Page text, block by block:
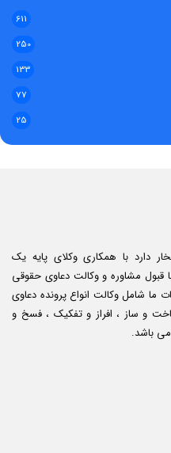
611
250
133
77
25
دارد با همکاری وکلای پایه یک
قبول مشاوره و وکالت دعاوی حقوقی
ما شامل وکالت انواع پرونده دعاوی
و ساز ، افراز و تفکیک ، فسخ و
باشد.